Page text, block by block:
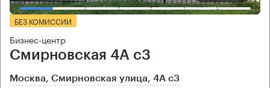
БЕЗ КОМИССИИ
Бизнес-центр
Смирновская 4А с3
Москва, Смирновская улица, 4А с3